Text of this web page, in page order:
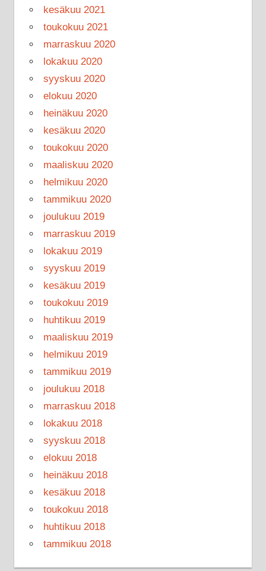
kesäkuu 2021
toukokuu 2021
marraskuu 2020
lokakuu 2020
syyskuu 2020
elokuu 2020
heinäkuu 2020
kesäkuu 2020
toukokuu 2020
maaliskuu 2020
helmikuu 2020
tammikuu 2020
joulukuu 2019
marraskuu 2019
lokakuu 2019
syyskuu 2019
kesäkuu 2019
toukokuu 2019
huhtikuu 2019
maaliskuu 2019
helmikuu 2019
tammikuu 2019
joulukuu 2018
marraskuu 2018
lokakuu 2018
syyskuu 2018
elokuu 2018
heinäkuu 2018
kesäkuu 2018
toukokuu 2018
huhtikuu 2018
tammikuu 2018